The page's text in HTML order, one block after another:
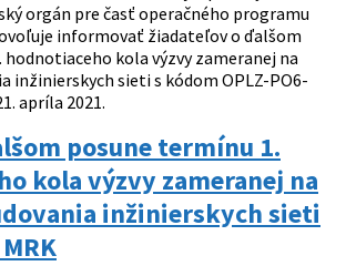
orgán pre časť operačného programu
informovať žiadateľov o ďalšom
kola výzvy zameranej na
inžinierskych sieti s kódom OPLZ-PO6-
apríla 2021.
posune termínu 1.
kola výzvy zameranej na
inžinierskych sieti